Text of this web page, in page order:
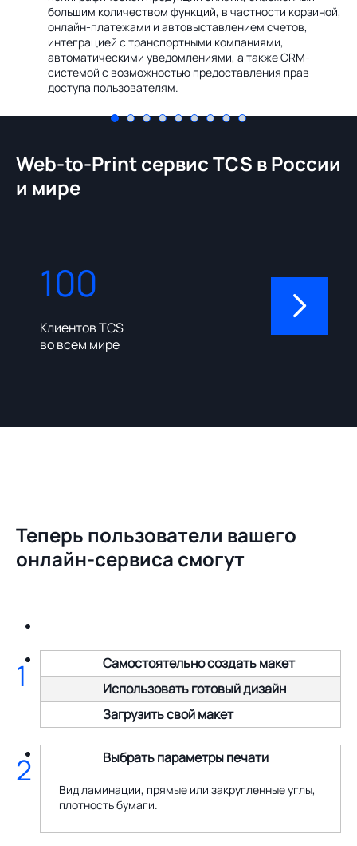
большим количеством функций, в частности корзиной,
онлайн-платежами и автовыставлением счетов,
интеграцией с транспортными компаниями,
автоматическими уведомлениями, а также CRM-
системой с возможностью предоставления прав
доступа пользователям.
Web-to-Print сервис TCS в России
и мире
100
Клиентов TCS
во всем мире
310
Теперь пользователи вашего
онлайн-сервиса смогут
Самостоятельно создать макет
Использовать готовый дизайн
Загрузить свой макет
1
Выбрать параметры печати
Вид ламинации, прямые или закругленные углы,
плотность бумаги.
2